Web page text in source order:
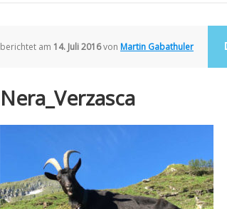
berichtet am 14. Juli 2016von Martin Gabathuler
Nera_Verzasca